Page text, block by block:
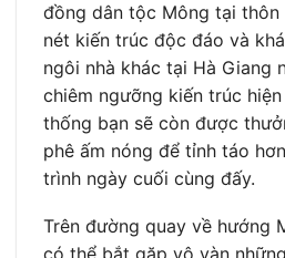
đồng dân tộc Mông tại thôn
nét kiến trúc độc đáo và
ngôi nhà khác tại Hà Giang
chiêm ngưỡng kiến trúc
thống bạn sẽ còn được
phê ấm nóng để tỉnh táo
trình ngày cuối cùng đấy.
Trên đường quay về hướng
có thể bắt gặp vô vàn